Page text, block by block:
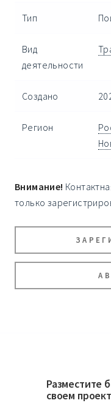
Тип
Вид
деятельности
Создано
Регион
Внимание!
только
Разместите
своем